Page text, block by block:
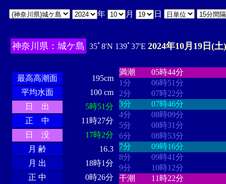
年 月 日
神奈川県：城ケ島 35ﾟ8'N 139ﾟ37'E 2024年10月19日(土)
最高高潮面
195cm
平均水面
100 cm
日 出
5時51分
正 中
11時27分
日 没
17時2分
月 齢
16.3
月 出
18時1分
正 中
0時26分
満潮
05時44分
1分
06時51分
2分
07時22分
3分
07時46分
4分
08時09分
5分
08時31分
6分
08時53分
7分
09時16分
8分
09時41分
9分
10時12分
干潮
11時22分